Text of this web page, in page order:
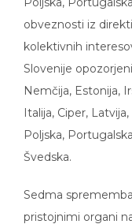
obveznosti iz
kolektivnih
Slovenije
Nemčija, Estonija,
Italija, Ciper,
Poljska,
Švedska.
Sedma
pristojnimi organi